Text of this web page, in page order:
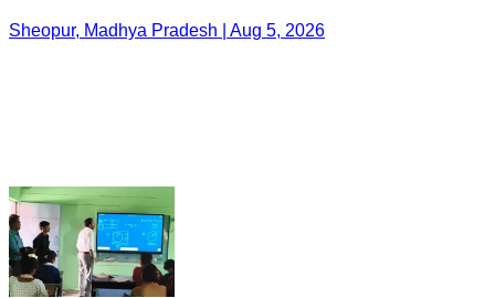
Sheopur, Madhya Pradesh | Aug 5, 2026